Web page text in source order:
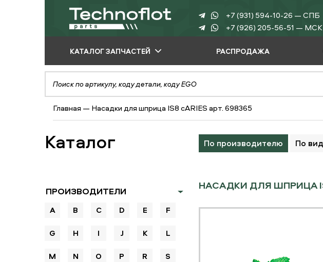
+7 (931) 594-10-26 — СПБ
+7 (926) 205-56-51 — МСК
КАТАЛОГ ЗАПЧАСТЕЙ
ПО ПРОИЗВОДИТЕЛЮ
ПО ВИДУ
ОБОРУДОВАНИЯ
ПО ТИПУ ЗАПЧАСТЕЙ
РАСПРОДАЖА
Главная — Насадки для шприца IS8 сARIES арт. 698365
Каталог По производителю По
ПРОИЗВОДИТЕЛИ
A B C D E F
G H I J K L
M N O P R S
НАСАДКИ ДЛЯ ШПРИЦА